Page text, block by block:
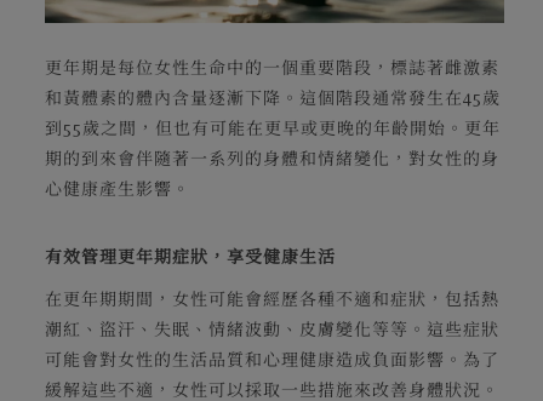
更年期是每位女性生命中的一個重要階段，標誌著雌激素
和黃體素的體內含量逐漸下降。這個階段通常發生在45歲
到55歲之間，但也有可能在更早或更晚的年齡開始。更年
期的到來會伴隨著一系列的身體和情緒變化，對女性的身
心健康產生影響。
有效管理更年期症狀，享受健康生活
在更年期期間，女性可能會經歷各種不適和症狀，包括熱
潮紅、盜汗、失眠、情緒波動、皮膚變化等等。這些症狀
可能會對女性的生活品質和心理健康造成負面影響。為了
緩解這些不適，女性可以採取一些措施來改善身體狀況。